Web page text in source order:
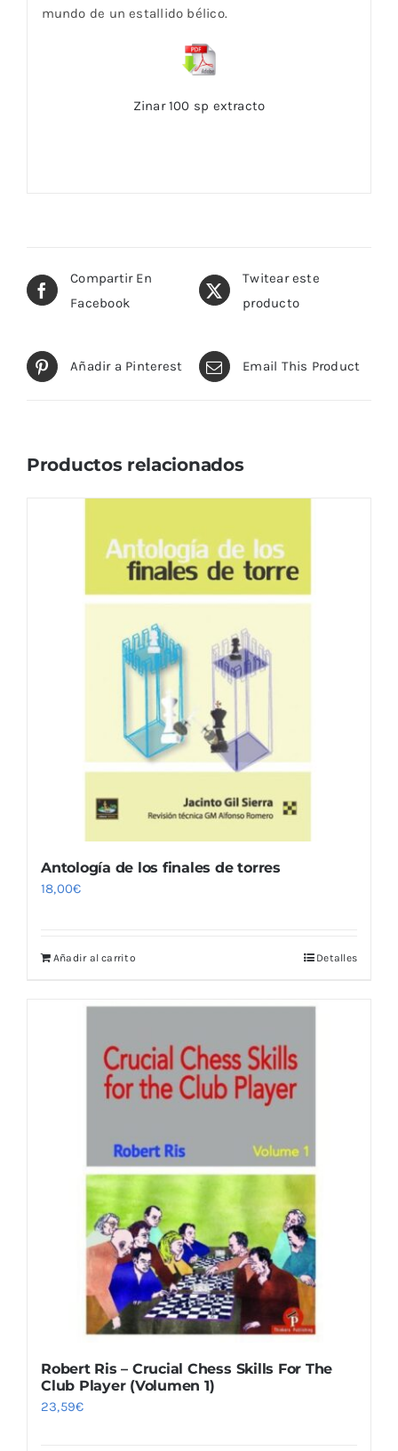
mundo de un estallido bélico.
Zinar 100 sp extracto
Compartir En
Facebook
Twitear este
producto
Añadir a Pinterest Email This Product
Productos relacionados
Antología de los finales de torres
18,00€
Añadir al carrito Detalles
Robert Ris – Crucial Chess Skills For The
Club Player (Volumen 1)
23,59€